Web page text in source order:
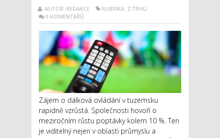
AUTOR: REDAKCE
RUBRIKA: Z TRHU
0 KOMENTÁŘŮ
Zájem o dálková ovládání v tuzemsku
rapidně vzrůstá. Společnosti hovoří o
meziročním růstu poptávky kolem 10 %. Ten
je viditelný nejen v oblasti průmyslu a